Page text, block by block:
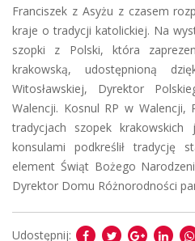
Franciszek z Asyżu z czasem
kraje o tradycji katolickiej. Na
szopki z Polski, która
krakowską, udostępnioną
Witosławskiej, Dyrektor
Walencji. Kosnul RP w Walencji,
tradycjach szopek
konsulami podkreślił tradycję
element Świąt Bożego
Dyrektor Domu Różnorodności
Udostępnij: